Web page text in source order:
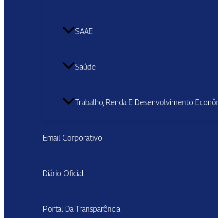
SAAE
Saúde
Trabalho, Renda E Desenvolvimento
Email Corporativo
Diário Oficial
Portal Da Transparência